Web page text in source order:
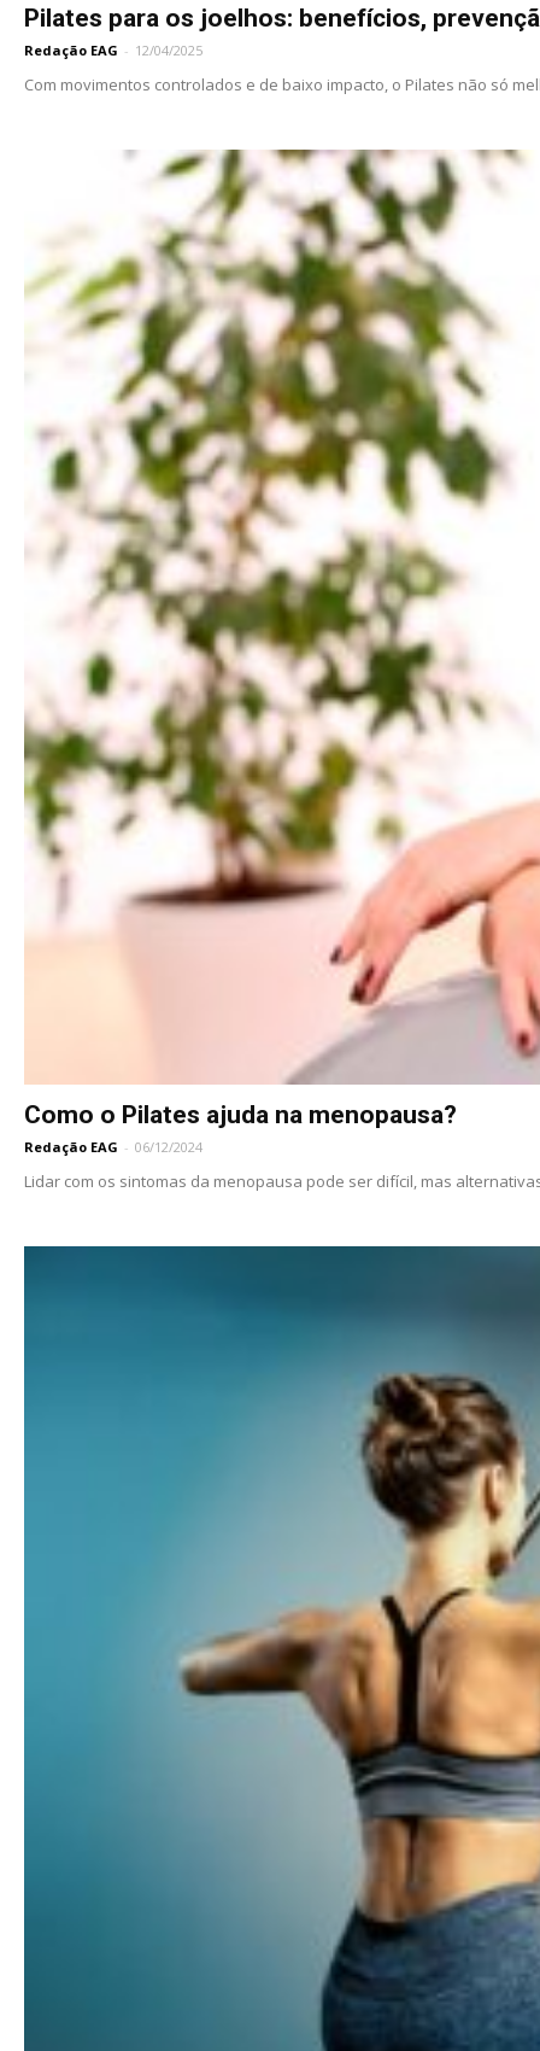
Pilates para os joelhos: benefícios,
Redação EAG - 12/04/2025
Com movimentos controlados e de baixo impacto, o Pilates não só
Como o Pilates ajuda na menopausa?
Redação EAG - 06/12/2024
Lidar com os sintomas da menopausa pode ser difícil, mas